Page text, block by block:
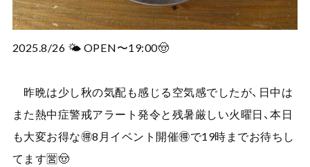
2025.8/26 🌤️ OPEN〜19:00🤠
昨晩は少し秋の気配も感じる空気感でしたが、日中は
また熱中症警戒アラート発令と残暑厳しい火曜日、本日
も大変お得な🉐8月イベント開催🉐で19時までお待ちし
てます🈺🤠